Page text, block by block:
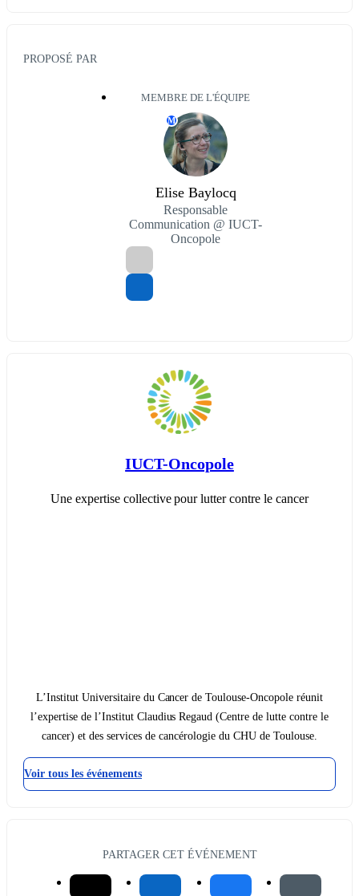
PROPOSÉ PAR
MEMBRE DE L'ÉQUIPE
M
Elise Baylocq
Responsable
Communication @ IUCT-
Oncopole
IUCT-Oncopole
Une expertise collective pour lutter contre le cancer
L’Institut Universitaire du Cancer de Toulouse-Oncopole réunit
l’expertise de l’Institut Claudius Regaud (Centre de lutte contre le
cancer) et des services de cancérologie du CHU de Toulouse.
Voir tous les événements
PARTAGER CET ÉVÉNEMENT